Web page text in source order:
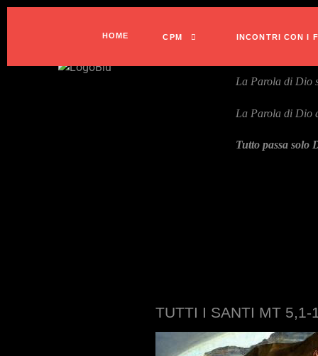
La Parola di Dio
La Parola di Dio
Tutto passa solo
HOME CPM INCONTRI CON I
TUTTI I SANTI MT 5,1-